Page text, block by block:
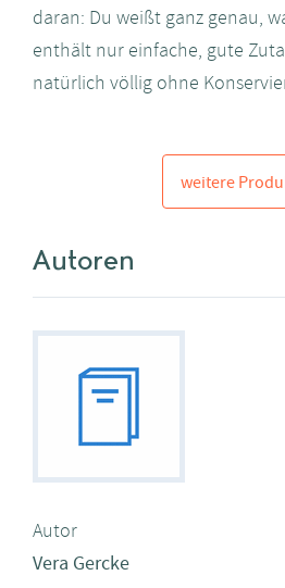
daran: Du weißt ganz genau,
enthält nur einfache, gute
natürlich völlig ohne
weitere
Autoren
Autor
Vera Gercke